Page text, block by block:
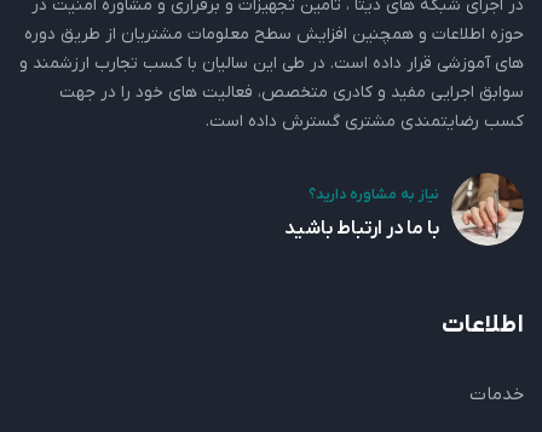
در اجرای شبکه های دیتا ، تامین تجهیزات و برقراری و مشاوره امنیت در
حوزه اطلاعات و همچنین افزایش سطح معلومات مشتریان از طریق دوره
های آموزشی قرار داده است. در طی این سالیان با کسب تجارب ارزشمند و
سوابق اجرایی مفید و کادری متخصص، فعالیت های خود را در جهت
کسب رضایتمندی مشتری گسترش داده است.
نیاز به مشاوره دارید؟
با ما در ارتباط باشید
اطلاعات
خدمات